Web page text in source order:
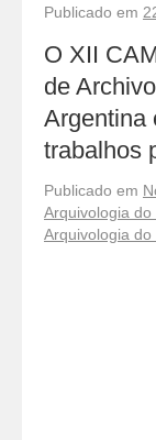
Publicado em
O XII
de
Argentina
trabalhos
Publicado em
Arquivologia do
Arquivologia do